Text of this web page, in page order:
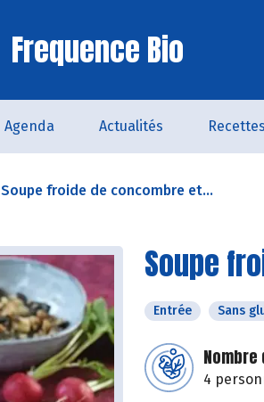
Frequence Bio
Agenda Actualités Recettes
Soupe froide de concombre et...
Soupe
Entrée Sans
4